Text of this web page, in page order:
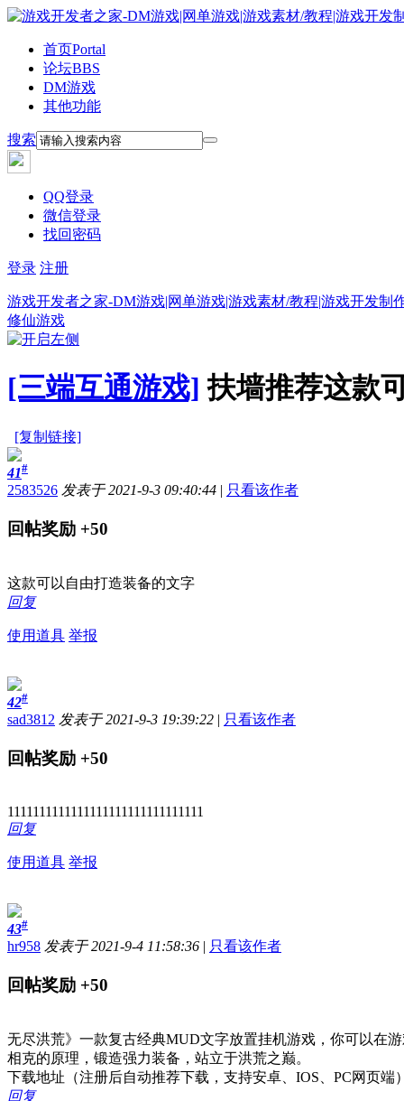
首页Portal
论坛BBS
DM游戏
其他功能
搜索
QQ登录
微信登录
找回密码
登录 注册
游戏开发者之家-DM游戏|网单游戏|游戏素材/教程|游戏开发制
修仙游戏
[三端互通游戏] 扶墙推荐这款
[复制链接]
41#
2583526 发表于 2021-9-3 09:40:44 | 只看该作者
回帖奖励 +50
这款可以自由打造装备的文字
回复
使用道具 举报
42#
sad3812 发表于 2021-9-3 19:39:22 | 只看该作者
回帖奖励 +50
1111111111111111111111111111111
回复
使用道具 举报
43#
hr958 发表于 2021-9-4 11:58:36 | 只看该作者
回帖奖励 +50
无尽洪荒》一款复古经典MUD文字放置挂机游戏，你可以在
相克的原理，锻造强力装备，站立于洪荒之巅。
下载地址（注册后自动推荐下载，支持安卓、IOS、PC网页端
回复